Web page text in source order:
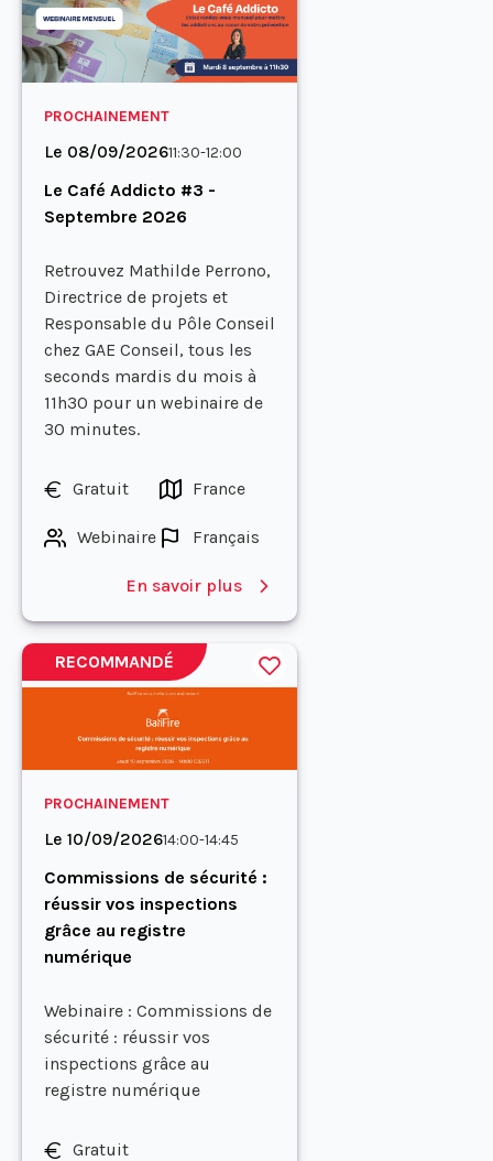
PROCHAINEMENT
Le 08/09/202611:30-12:00
Le Café Addicto #3 -
Septembre 2026
Retrouvez Mathilde Perrono,
Directrice de projets et
Responsable du Pôle Conseil
chez GAE Conseil, tous les
seconds mardis du mois à
11h30 pour un webinaire de
30 minutes.
Gratuit France
Webinaire Français
En savoir plus
RECOMMANDÉ
PROCHAINEMENT
Le 10/09/202614:00-14:45
Commissions de sécurité :
réussir vos inspections
grâce au registre
numérique
Webinaire : Commissions de
sécurité : réussir vos
inspections grâce au
registre numérique
Gratuit